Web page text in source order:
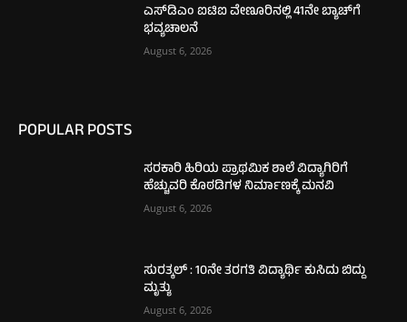
ಎಸ್‌ಡಿಎಂ ಐಟಿಐ ವೇಣೂರಿನಲ್ಲಿ 41ನೇ ಬ್ಯಾಚ್‌ಗೆ
ಭವ್ಯಚಾಲನೆ
August 6, 2026
POPULAR POSTS
ಸರಕಾರಿ ಹಿರಿಯ ಪ್ರಾಥಮಿಕ ಶಾಲೆ ವಿದ್ಯಾಗಿರಿಗೆ
ಹೆಚ್ಚುವರಿ ಕೊಠಡಿಗಳ ನಿರ್ಮಾಣಕ್ಕೆ ಮನವಿ
August 6, 2026
ಸುರತ್ಕಲ್ : 10ನೇ ತರಗತಿ ವಿದ್ಯಾರ್ಥಿ ಕುಸಿದು ಬಿದ್ದು
ಮೃತ್ಯು
August 6, 2026